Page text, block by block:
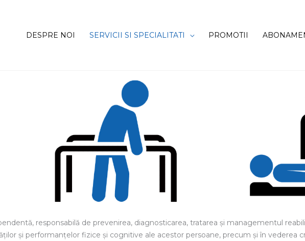
DESPRE NOI SERVICII SI SPECIALITATI PROMOTII
responsabilă de prevenirea, diagnosticarea, tratarea şi managementul
şi performanţelor fizice şi cognitive ale acestor persoane, precum şi în vederea